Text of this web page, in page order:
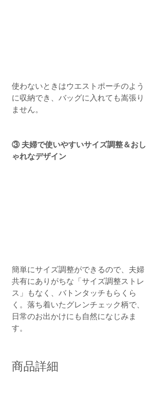
使わないときはウエストポーチのよう
に収納でき、バッグに入れても嵩張り
ません。
③ 夫婦で使いやすいサイズ調整＆おし
ゃれなデザイン
簡単にサイズ調整ができるので、夫婦
共有にありがちな「サイズ調整ストレ
ス」もなく、バトンタッチもらくら
く。落ち着いたグレンチェック柄で、
日常のお出かけにも自然になじみま
す。
商品詳細